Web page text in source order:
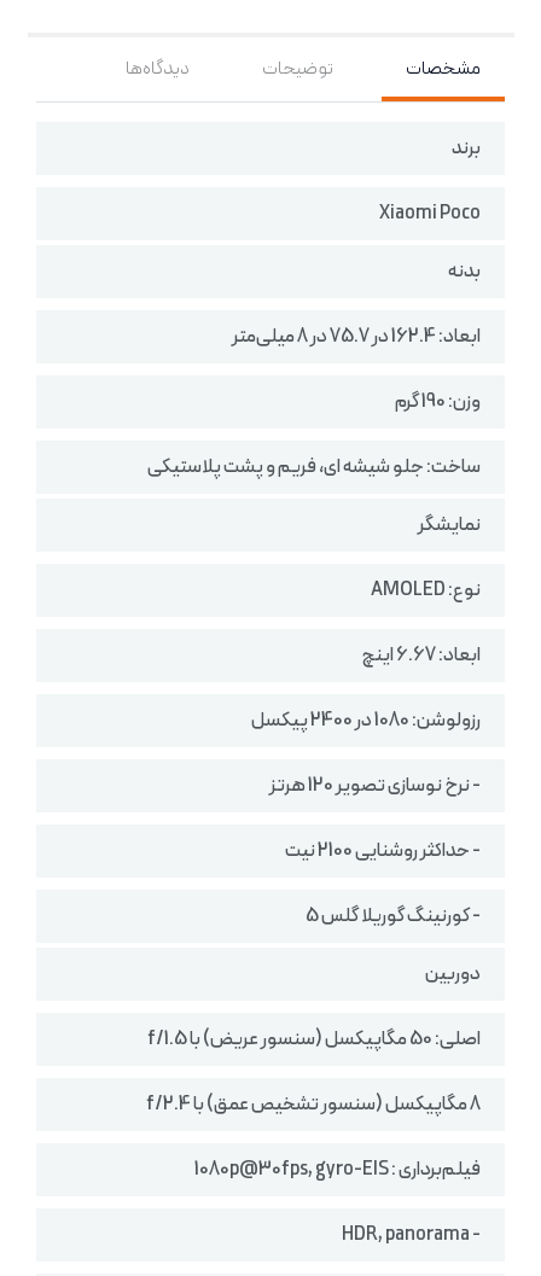
مشخصات توضیحات دیدگاه‌ها
برند
Xiaomi Poco
بدنه
ابعاد: 162.4 در 75.7 در 8 میلی‌متر
وزن: 190 گرم
ساخت: جلو شیشه ای، فریم و پشت پلاستیکی
نمایشگر
نوع: AMOLED
ابعاد: 6.67 اینچ
رزولوشن: 1080 در 2400 پیکسل
- نرخ نوسازی تصویر 120 هرتز
- حداکثر روشنایی 2100 نیت
- کورنینگ گوریلا گلس 5
دوربین
اصلی: 50 مگاپیکسل (سنسور عریض) با f/1.5
8 مگاپیکسل (سنسور تشخیص عمق) با f/2.4
فیلم‌برداری : 1080p@30fps, gyro-EIS
- HDR, panorama